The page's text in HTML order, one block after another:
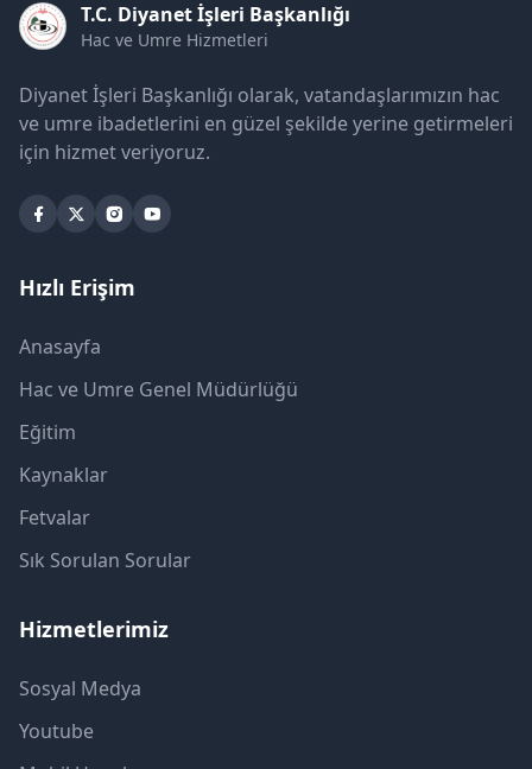
T.C. Diyanet İşleri Başkanlığı
Hac ve Umre Hizmetleri
Diyanet İşleri Başkanlığı olarak, vatandaşlarımızın hac
ve umre ibadetlerini en güzel şekilde yerine getirmeleri
için hizmet veriyoruz.
Hızlı Erişim
Anasayfa
Hac ve Umre Genel Müdürlüğü
Eğitim
Kaynaklar
Fetvalar
Sık Sorulan Sorular
Hizmetlerimiz
Sosyal Medya
Youtube